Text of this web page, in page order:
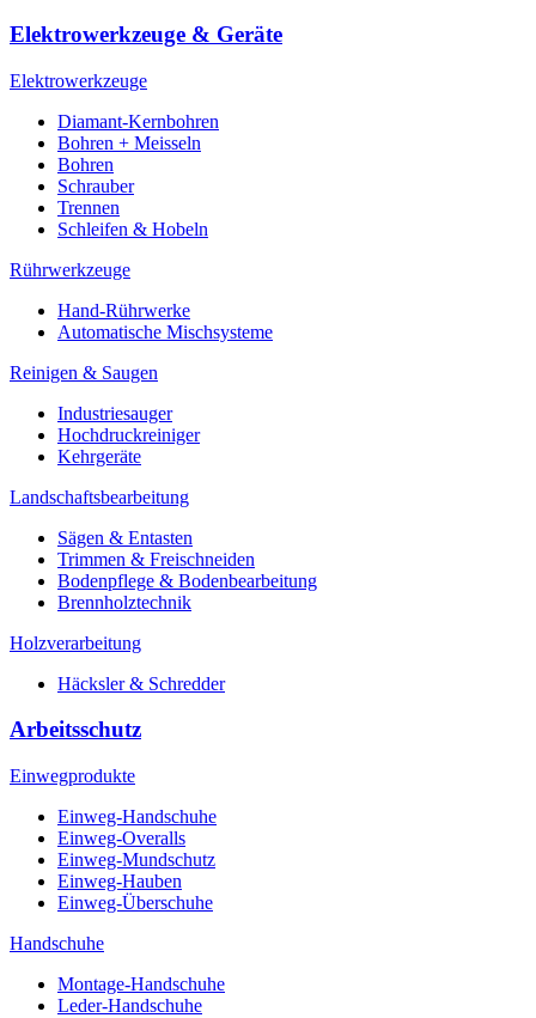
Elektrowerkzeuge & Geräte
Elektrowerkzeuge
Diamant-Kernbohren
Bohren + Meisseln
Bohren
Schrauber
Trennen
Schleifen & Hobeln
Rührwerkzeuge
Hand-Rührwerke
Automatische Mischsysteme
Reinigen & Saugen
Industriesauger
Hochdruckreiniger
Kehrgeräte
Landschaftsbearbeitung
Sägen & Entasten
Trimmen & Freischneiden
Bodenpflege & Bodenbearbeitung
Brennholztechnik
Holzverarbeitung
Häcksler & Schredder
Arbeitsschutz
Einwegprodukte
Einweg-Handschuhe
Einweg-Overalls
Einweg-Mundschutz
Einweg-Hauben
Einweg-Überschuhe
Handschuhe
Montage-Handschuhe
Leder-Handschuhe